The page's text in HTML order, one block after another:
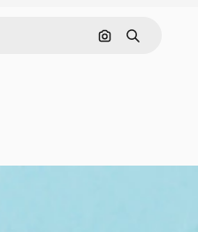
画像で検索
検索